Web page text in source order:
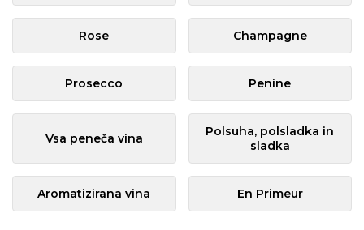
Rose Champagne
Prosecco Penine
Vsa peneča vina
Polsuha, polsladka in
sladka
Aromatizirana vina En Primeur